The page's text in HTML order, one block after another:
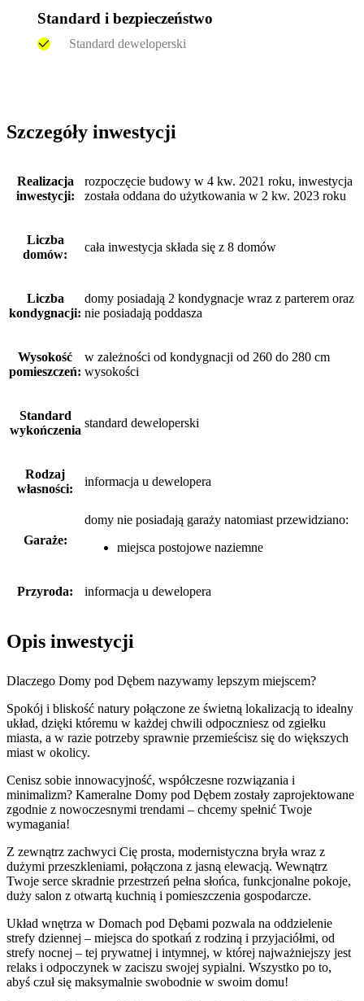
Standard i bezpieczeństwo
Standard deweloperski
Szczegóły inwestycji
Realizacja
inwestycji:
rozpoczęcie budowy w 4 kw. 2021 roku, inwestycja
została oddana do użytkowania w 2 kw. 2023 roku
Liczba
domów:
cała inwestycja składa się z 8 domów
Liczba
kondygnacji:
domy posiadają 2 kondygnacje wraz z parterem oraz
nie posiadają poddasza
Wysokość
pomieszczeń:
w zależności od kondygnacji od 260 do 280 cm
wysokości
Standard
wykończenia
standard deweloperski
Rodzaj
własności:
informacja u dewelopera
Garaże:
domy nie posiadają garaży natomiastprzewidziano:
miejsca postojowe naziemne
Przyroda: informacja u dewelopera
Opis inwestycji
Dlaczego Domy pod Dębem nazywamy lepszym miejscem?
Spokój i bliskość natury połączone ze świetną lokalizacją to idealny
układ, dzięki któremu w każdej chwili odpoczniesz od zgiełku
miasta, a w razie potrzeby sprawnie przemieścisz się do większych
miast w okolicy.
Cenisz sobie innowacyjność, współczesne rozwiązania i
minimalizm? Kameralne Domy pod Dębem zostały zaprojektowane
zgodnie z nowoczesnymi trendami – chcemy spełnić Twoje
wymagania!
Z zewnątrz zachwyci Cię prosta, modernistyczna bryła wraz z
dużymi przeszkleniami, połączona z jasną elewacją. Wewnątrz
Twoje serce skradnie przestrzeń pełna słońca, funkcjonalne pokoje,
duży salon z otwartą kuchnią i pomieszczenia gospodarcze.
Układ wnętrza w Domach pod Dębami pozwala na oddzielenie
strefy dziennej – miejsca do spotkań z rodziną i przyjaciółmi, od
strefy nocnej – tej prywatnej i intymnej, w której najważniejszy jest
relaks i odpoczynek w zaciszu swojej sypialni. Wszystko po to,
abyś czuł się maksymalnie swobodnie w swoim domu!